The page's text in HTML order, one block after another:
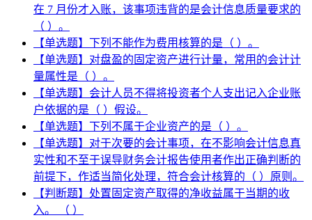
在 7 月份才入账，该事项违背的是会计信息质量要求的
（ ）。
【单选题】下列不能作为费用核算的是（ ）。
【单选题】对盘盈的固定资产进行计量，常用的会计计
量属性是（ ）。
【单选题】会计人员不得将投资者个人支出记入企业账
户依据的是（ ）假设。
【单选题】下列不属于企业资产的是（ ）。
【单选题】对于次要的会计事项，在不影响会计信息真
实性和不至于误导财务会计报告使用者作出正确判断的
前提下，作适当简化处理，符合会计核算的（ ）原则。
【判断题】处置固定资产取得的净收益属于当期的收
入。 （ ）